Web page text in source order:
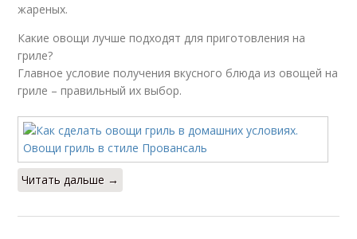
жареных.
Какие овощи лучше подходят для приготовления на
гриле?
Главное условие получения вкусного блюда из овощей на
гриле – правильный их выбор.
Читать дальше →